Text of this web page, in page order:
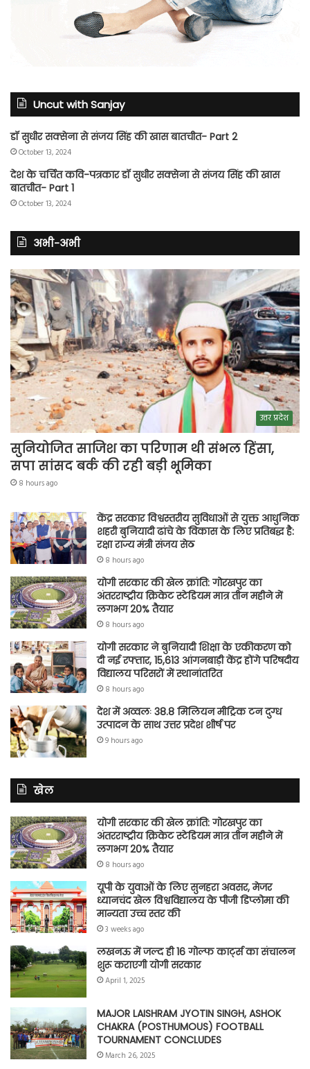
Uncut with Sanjay
डॉ सुधीर सक्सेना से संजय सिंह की खास बातचीत- Part 2
October 13, 2024
देश के चर्चित कवि-पत्रकार डॉ सुधीर सक्सेना से संजय सिंह की खास
बातचीत- Part 1
October 13, 2024
अभी-अभी
उत्तर प्रदेश
सुनियोजित साजिश का परिणाम थी संभल हिंसा,
सपा सांसद बर्क की रही बड़ी भूमिका
8 hours ago
केंद्र सरकार विश्वस्तरीय सुविधाओं से युक्त आधुनिक
शहरी बुनियादी ढांचे के विकास के लिए प्रतिबद्ध है:
रक्षा राज्य मंत्री संजय सेठ
8 hours ago
योगी सरकार की खेल क्रांति: गोरखपुर का
अंतरराष्ट्रीय क्रिकेट स्टेडियम मात्र तीन महीने में
लगभग 20% तैयार
8 hours ago
योगी सरकार ने बुनियादी शिक्षा के एकीकरण को
दी नई रफ्तार, 15,613 आंगनबाड़ी केंद्र होंगे परिषदीय
विद्यालय परिसरों में स्थानांतरित
8 hours ago
देश में अव्वलः 38.8 मिलियन मीट्रिक टन दुग्ध
उत्पादन के साथ उत्तर प्रदेश शीर्ष पर
9 hours ago
खेल
योगी सरकार की खेल क्रांति: गोरखपुर का
अंतरराष्ट्रीय क्रिकेट स्टेडियम मात्र तीन महीने में
लगभग 20% तैयार
8 hours ago
यूपी के युवाओं के लिए सुनहरा अवसर, मेजर
ध्यानचंद खेल विश्वविद्यालय के पीजी डिप्लोमा की
मान्यता उच्च स्तर की
3 weeks ago
लखनऊ में जल्द ही 16 गोल्फ कार्ट्स का संचालन
शुरू कराएगी योगी सरकार
April 1, 2025
MAJOR LAISHRAM JYOTIN SINGH, ASHOK
CHAKRA (POSTHUMOUS) FOOTBALL
TOURNAMENT CONCLUDES
March 26, 2025